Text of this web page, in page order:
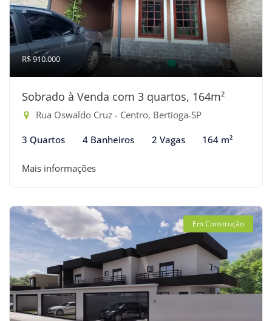
R$ 910.000
Sobrado à Venda com 3 quartos, 164m²
Rua Oswaldo Cruz - Centro, Bertioga-SP
3 Quartos 4 Banheiros 2 Vagas 164 m²
Mais informações
Em Construção